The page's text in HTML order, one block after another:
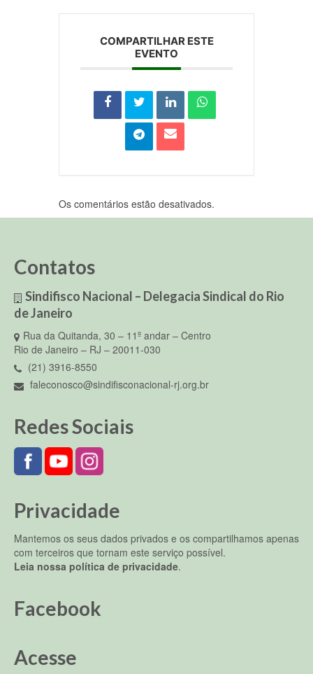
COMPARTILHAR ESTE
EVENTO
Os comentários estão desativados.
Contatos
Sindifisco Nacional – Delegacia Sindical do Rio
de Janeiro
Rua da Quitanda, 30 – 11º andar – Centro
Rio de Janeiro – RJ – 20011-030
(21) 3916-8550
faleconosco@sindifisconacional-rj.org.br
Redes Sociais
Privacidade
Mantemos os seus dados privados e os compartilhamos apenas
com terceiros que tornam este serviço possível.
Leia nossa política de privacidade.
Facebook
Acesse